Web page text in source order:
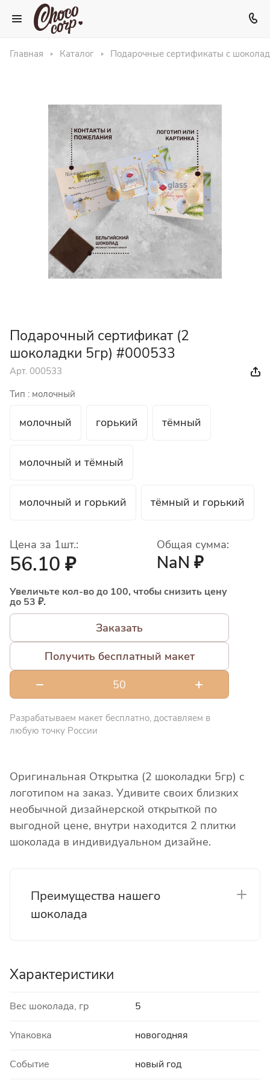
Главная Каталог Подарочные сертификаты с
Подарочный сертификат (2
шоколадки 5гр) #000533
Арт. 000533
Тип : молочный
молочный горький тёмный
молочный и тёмный
молочный и горький тёмный и горький
Цена за 1шт.:
56.10 ₽
Общая сумма:
NaN ₽
Увеличьте кол-во до 100, чтобы снизить цену
до 53 ₽.
Заказать
Получить бесплатный макет
Разрабатываем макет бесплатно, доставляем в
любую точку России
Оригинальная Открытка (2 шоколадки 5гр) с
логотипом на заказ. Удивите своих близких
необычной дизайнерской открыткой по
выгодной цене, внутри находится 2 плитки
шоколада в индивидуальном дизайне.
Преимущества нашего
шоколада
Характеристики
Вес шоколада, гр 5
Упаковка новогодняя
Событие новый год